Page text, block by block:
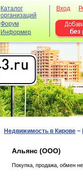
Каталог
организаций
Форум
Информер
Вход
Недвижимость в Кирове −
Альянс (ООО)
Покупка, продажа, обмен